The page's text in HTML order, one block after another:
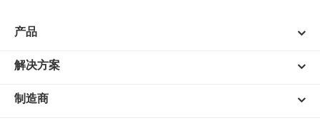
产品
解决方案
制造商